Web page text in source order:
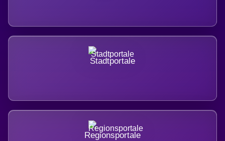
Stadtportale
Regionsportale